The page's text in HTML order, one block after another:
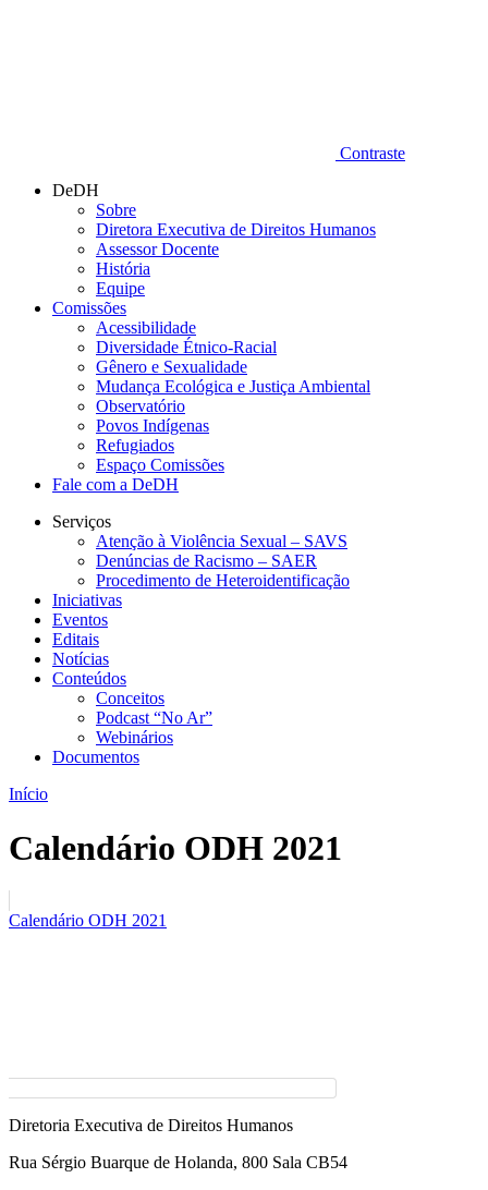
Contraste
DeDH
Sobre
Diretora Executiva de Direitos Humanos
Assessor Docente
História
Equipe
Comissões
Acessibilidade
Diversidade Étnico-Racial
Gênero e Sexualidade
Mudança Ecológica e Justiça Ambiental
Observatório
Povos Indígenas
Refugiados
Espaço Comissões
Fale com a DeDH
Serviços
Atenção à Violência Sexual – SAVS
Denúncias de Racismo – SAER
Procedimento de Heteroidentificação
Iniciativas
Eventos
Editais
Notícias
Conteúdos
Conceitos
Podcast “No Ar”
Webinários
Documentos
Início
Calendário ODH 2021
Calendário ODH 2021
Diretoria Executiva de Direitos Humanos
Rua Sérgio Buarque de Holanda, 800 Sala CB54